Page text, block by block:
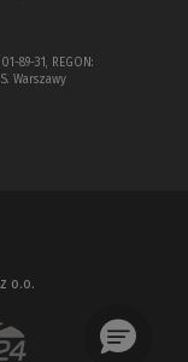
89-31, REGON:
Warszawy
o.o.